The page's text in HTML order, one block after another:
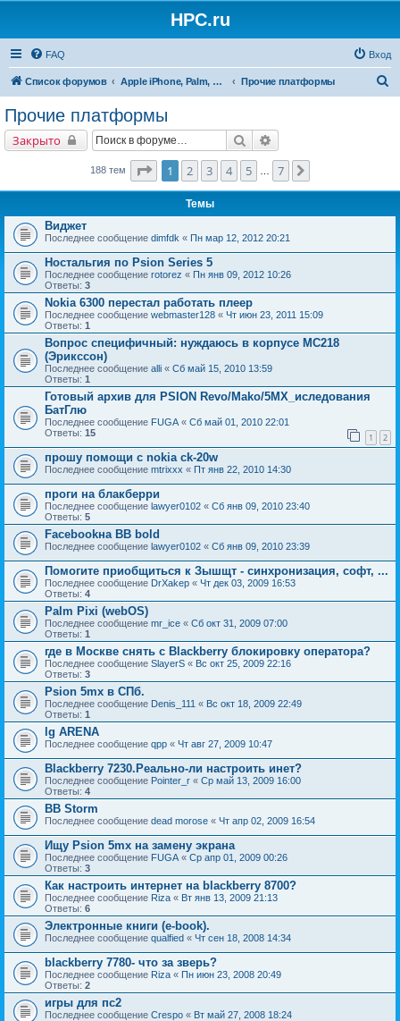
HPC.ru
FAQ Вход
Список форумов Apple iPhone, Palm, Symbian, Linux и прочие Прочие платформы
Прочие платформы
Закрыто Поиск
188 тем Страница1 из
1 2 3 4 5 7
Темы
Виджет
Последнее сообщение dimfdk « Пн мар 12, 2012 20:21
Ностальгия по Psion Series 5
Последнее сообщение rotorez « Пн янв 09, 2012 10:26
Ответы: 3
Nokia 6300 перестал работать плеер
Последнее сообщение webmaster128 « Чт июн 23, 2011 15:09
Ответы: 1
Вопрос специфичный: нуждаюсь в корпусе МС218
(Эрикссон)
Последнее сообщение alli « Сб май 15, 2010 13:59
Ответы: 1
Готовый архив для PSION Revo/Mako/5MX_иследования
БатГлю
Последнее сообщение FUGA « Сб май 01, 2010 22:01
Ответы: 15 1 2
прошу помощи с nokia ck-20w
Последнее сообщение mtrixxx « Пт янв 22, 2010 14:30
проги на блакберри
Последнее сообщение lawyer0102 « Сб янв 09, 2010 23:40
Ответы: 5
Facebookна BB bold
Последнее сообщение lawyer0102 « Сб янв 09, 2010 23:39
Помогите приобщиться к Зышщт - синхронизация, софт, ...
Последнее сообщение DrXakep « Чт дек 03, 2009 16:53
Ответы: 4
Palm Pixi (webOS)
Последнее сообщение mr_ice « Сб окт 31, 2009 07:00
Ответы: 1
где в Москве снять с Blackberry блокировку оператора?
Последнее сообщение SlayerS « Вс окт 25, 2009 22:16
Ответы: 3
Psion 5mx в СПб.
Последнее сообщение Denis_111 « Вс окт 18, 2009 22:49
Ответы: 1
lg ARENA
Последнее сообщение qpp « Чт авг 27, 2009 10:47
Blackberry 7230.Реально-ли настроить инет?
Последнее сообщение Pointer_r « Ср май 13, 2009 16:00
Ответы: 4
BB Storm
Последнее сообщение dead morose « Чт апр 02, 2009 16:54
Ищу Psion 5mx на замену экрана
Последнее сообщение FUGA « Ср апр 01, 2009 00:26
Ответы: 3
Как настроить интернет на blackberry 8700?
Последнее сообщение Riza « Вт янв 13, 2009 21:13
Ответы: 6
Электронные книги (e-book).
Последнее сообщение qualfied « Чт сен 18, 2008 14:34
blackberry 7780- что за зверь?
Последнее сообщение Riza « Пн июн 23, 2008 20:49
Ответы: 2
игры для пс2
Последнее сообщение Crespo « Вт май 27, 2008 18:24